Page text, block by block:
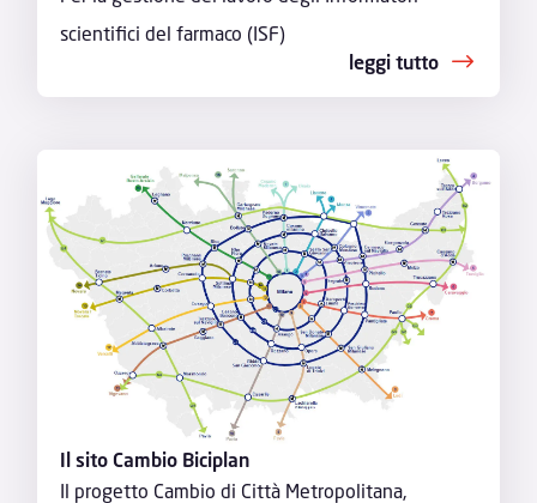
scientifici del farmaco (ISF)
leggi tutto
Il sito Cambio Biciplan
Il progetto Cambio di Città Metropolitana,